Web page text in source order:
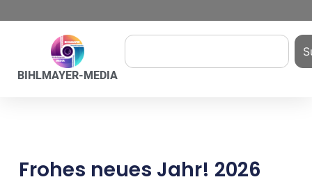
BIHLMAYER-MEDIA
Frohes neues Jahr! 2026